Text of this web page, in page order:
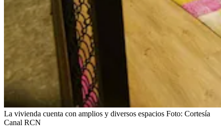
La vivienda cuenta con amplios y diversos espacios Foto: Cortesía
Canal RCN